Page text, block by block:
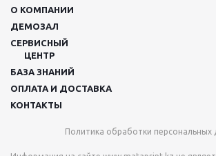
О КОМПАНИИ
ДЕМОЗАЛ
СЕРВИСНЫЙ
ЦЕНТР
БАЗА ЗНАНИЙ
ОПЛАТА И ДОСТАВКА
КОНТАКТЫ
Политика обработки персональных